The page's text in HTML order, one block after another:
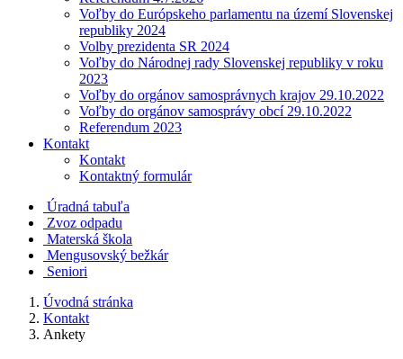
Voľby do Európskeho parlamentu na území Slovenskej
republiky 2024
Volby prezidenta SR 2024
Voľby do Národnej rady Slovenskej republiky v roku
2023
Voľby do orgánov samosprávnych krajov 29.10.2022
Voľby do orgánov samosprávy obcí 29.10.2022
Referendum 2023
Kontakt
Kontakt
Kontaktný formulár
Úradná tabuľa
Zvoz odpadu
Materská škola
Mengusovský bežkár
Seniori
Úvodná stránka
Kontakt
Ankety